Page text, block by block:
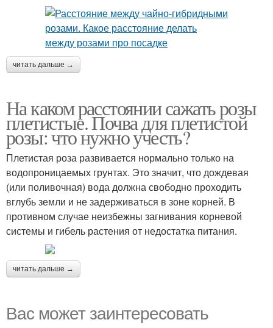
читать дальше →
На каком расстоянии сажать розы
плетистые. Почва для плетистой
розы: что нужно учесть?
Плетистая роза развивается нормально только на
водопроницаемых грунтах. Это значит, что дождевая
(или поливочная) вода должна свободно проходить
вглубь земли и не задерживаться в зоне корней. В
противном случае неизбежны загнивания корневой
системы и гибель растения от недостатка питания.
читать дальше →
Вас может заинтересовать